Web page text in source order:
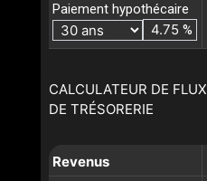
Paiement hypothécaire
%
CALCULATEUR DE FLUX
DE TRÉSORERIE
Revenus